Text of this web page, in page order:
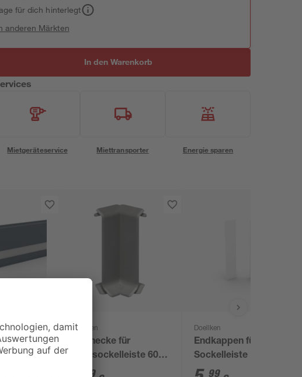
für dich hinterlegt
anderen Märkten
In den Warenkorb
Mietgeräteservice Miettransporter Energie sparen
LS
Doellken
Innenecke für
Kernsockelleiste 60,
dunkelgrau
19
Doellken
Endkappen für LED
Sockelleiste 'Cubica
LS 80' weiß, 2 Stück
99